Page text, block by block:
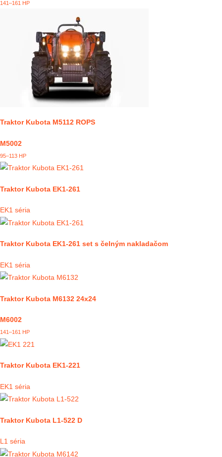
141–161 HP
Traktor Kubota M5112 ROPS
M5002
95–113 HP
Traktor Kubota EK1-261
EK1 séria
Traktor Kubota EK1-261 set s čelným nakladačom
EK1 séria
Traktor Kubota M6132 24x24
M6002
141–161 HP
Traktor Kubota EK1-221
EK1 séria
Traktor Kubota L1-522 D
L1 séria